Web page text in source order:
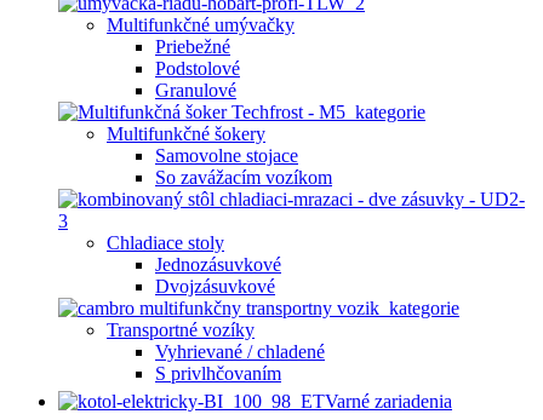
Multifunkčné umývačky
Priebežné
Podstolové
Granulové
Multifunkčné šokery
Samovolne stojace
So zavážacím vozíkom
Chladiace stoly
Jednozásuvkové
Dvojzásuvkové
Transportné vozíky
Vyhrievané / chladené
S privlhčovaním
Varné zariadenia